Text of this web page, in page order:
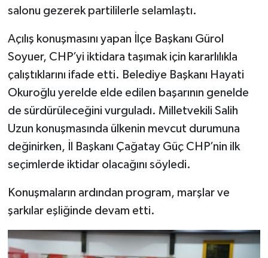
salonu gezerek partililerle selamlaştı.
Açılış konuşmasını yapan İlçe Başkanı Gürol
Soyuer, CHP’yi iktidara taşımak için kararlılıkla
çalıştıklarını ifade etti. Belediye Başkanı Hayati
Okuroğlu yerelde elde edilen başarının genelde
de sürdürüleceğini vurguladı. Milletvekili Salih
Uzun konuşmasında ülkenin mevcut durumuna
değinirken, İl Başkanı Çağatay Güç CHP’nin ilk
seçimlerde iktidar olacağını söyledi.
Konuşmaların ardından program, marşlar ve
şarkılar eşliğinde devam etti.